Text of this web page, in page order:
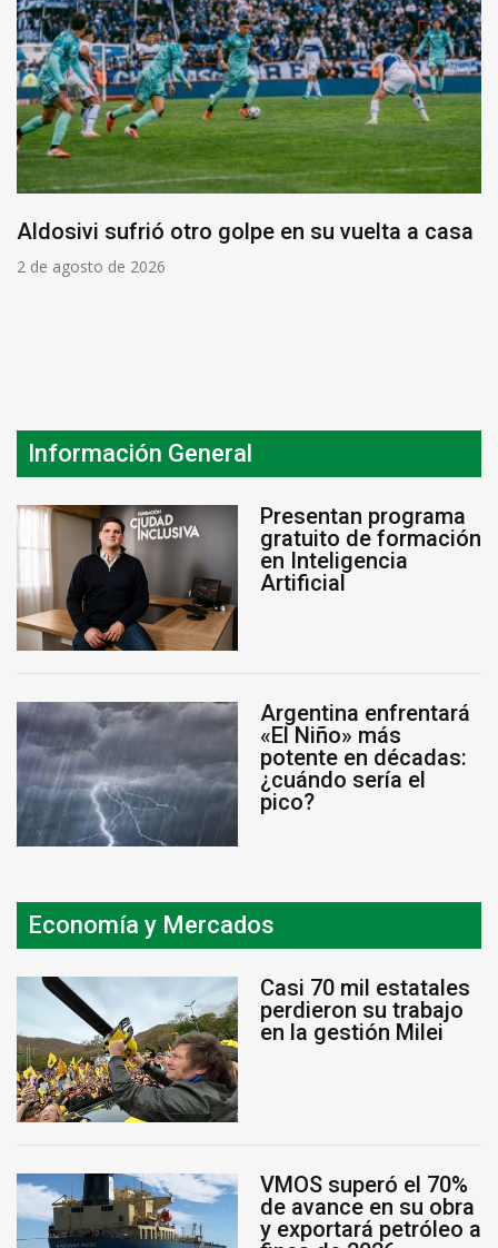
Aldosivi sufrió otro golpe en su vuelta a casa
2 de agosto de 2026
Información General
Presentan programa
gratuito de formación
en Inteligencia
Artificial
Argentina enfrentará
«El Niño» más
potente en décadas:
¿cuándo sería el
pico?
Economía y Mercados
Casi 70 mil estatales
perdieron su trabajo
en la gestión Milei
VMOS superó el 70%
de avance en su obra
y exportará petróleo a